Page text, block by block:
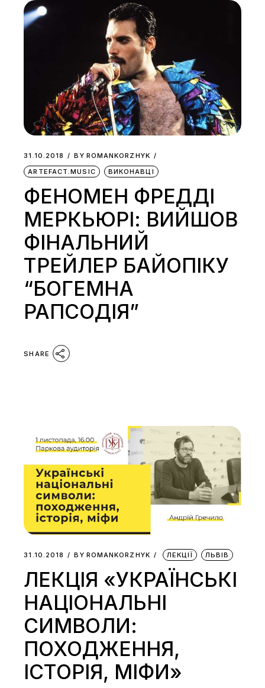
31.10.2018 BY ROMANKORZHYK
ARTEFACT.MUSIC
ВИКОНАВЦІ
ФЕНОМЕН ФРЕДДІ
МЕРКЬЮРІ: ВИЙШОВ
ФІНАЛЬНИЙ
ТРЕЙЛЕР БАЙОПІКУ
“БОГЕМНА
РАПСОДІЯ”
SHARE
31.10.2018 BY ROMANKORZHYK ЛЕКЦІЇ ЛЬВІВ
ЛЕКЦІЯ «УКРАЇНСЬКІ
НАЦІОНАЛЬНІ
СИМВОЛИ:
ПОХОДЖЕННЯ,
ІСТОРІЯ, МІФИ»